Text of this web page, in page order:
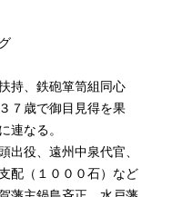
持、鉄砲箪笥組同心
７歳で御目見得を果
連なる。
出役、遠州中泉代官、
配（１０００石）など